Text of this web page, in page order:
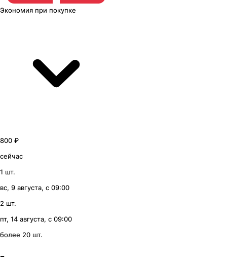
Экономия при покупке
800 ₽
сейчас
1 шт.
вс, 9 августа, с 09:00
2 шт.
пт, 14 августа, с 09:00
более 20 шт.